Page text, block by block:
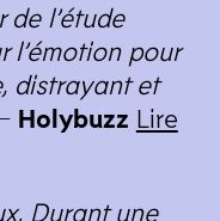
l’étude
pour
distrayant et
Holybuzz Lire
Durant une